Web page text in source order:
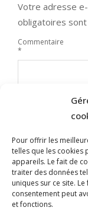
Pour offrir les
telles que les cookies
appareils. Le fait de
traiter des données
uniques sur ce site.
consentement peut
et fonctions.
Votre adresse
obligatoires
Commentaire
*
Nom
E-mail